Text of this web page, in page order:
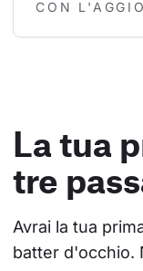
CON
La tua
tre
Avrai la tua
batter d'occhio.